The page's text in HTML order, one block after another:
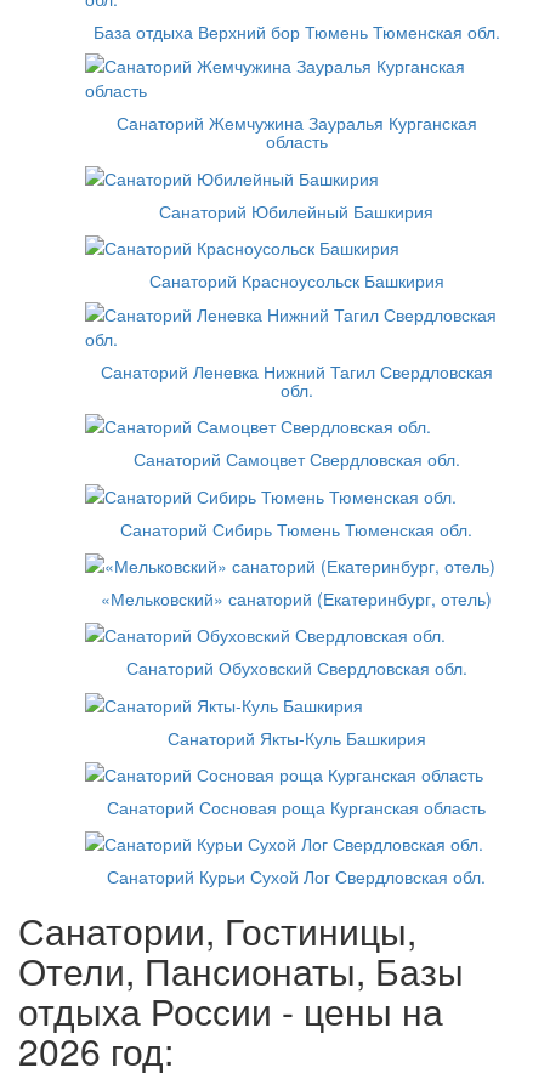
База отдыха Верхний бор Тюмень Тюменская обл.
Санаторий Жемчужина Зауралья Курганская
область
Санаторий Юбилейный Башкирия
Санаторий Красноусольск Башкирия
Санаторий Леневка Нижний Тагил Свердловская
обл.
Санаторий Самоцвет Свердловская обл.
Санаторий Сибирь Тюмень Тюменская обл.
«Мельковский» санаторий (Екатеринбург, отель)
Санаторий Обуховский Свердловская обл.
Санаторий Якты-Куль Башкирия
Санаторий Сосновая роща Курганская область
Санаторий Курьи Сухой Лог Свердловская обл.
Санатории, Гостиницы,
Отели, Пансионаты, Базы
отдыха России - цены на
2026 год: